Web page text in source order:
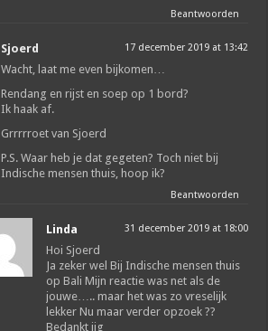
Beantwoorden
Sjoerd 17 december 2019 at 13:42
Wacht, laat me even bijkomen…
Rendang en rijst en soep op 1 bord?
Ik haak af.
Grrrrroet van Sjoerd
P.S. Waar heb je dat gegeten? Toch niet bij
Indische mensen thuis, hoop ik?
Beantwoorden
Linda 31 december 2019 at 18:00
Hoi Sjoerd
Ja zeker wel Bij Indische mensen thuis
op Bali Mijn reactie was net als de
jouwe….. maar het was zo vreselijk
lekker Nu maar verder opzoek ??
Bedankt iig